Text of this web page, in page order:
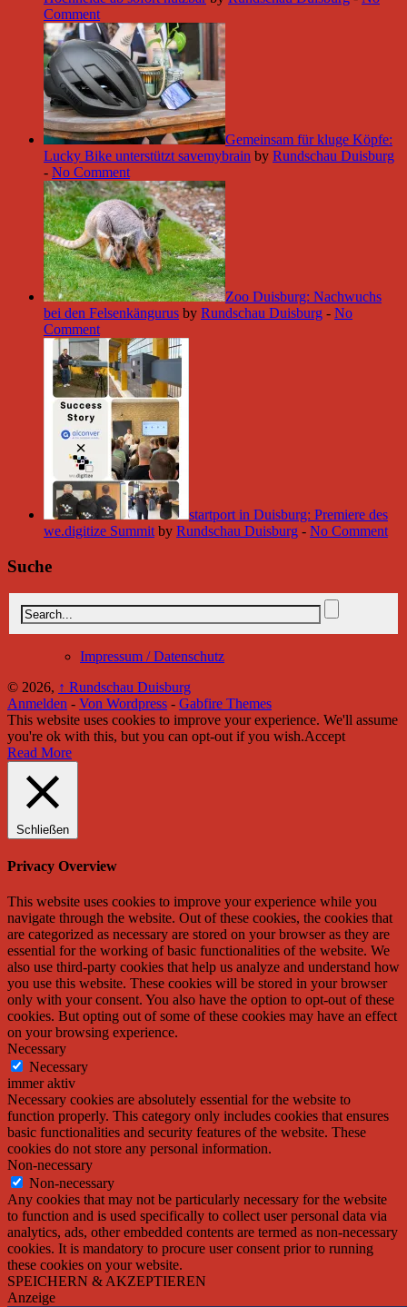
Comment
Gemeinsam für kluge Köpfe:
Lucky Bike unterstützt savemybrain by Rundschau Duisburg
- No Comment
Zoo Duisburg: Nachwuchs
bei den Felsenkängurus by Rundschau Duisburg - No
Comment
startport in Duisburg: Premiere des
we.digitize Summit by Rundschau Duisburg - No Comment
Suche
Impressum / Datenschutz
© 2026, ↑ Rundschau Duisburg
Anmelden - Von Wordpress - Gabfire Themes
This website uses cookies to improve your experience. We'll assume
you're ok with this, but you can opt-out if you wish.Accept
Read More
Schließen
Privacy Overview
This website uses cookies to improve your experience while you
navigate through the website. Out of these cookies, the cookies that
are categorized as necessary are stored on your browser as they are
essential for the working of basic functionalities of the website. We
also use third-party cookies that help us analyze and understand how
you use this website. These cookies will be stored in your browser
only with your consent. You also have the option to opt-out of these
cookies. But opting out of some of these cookies may have an effect
on your browsing experience.
Necessary
Necessary
immer aktiv
Necessary cookies are absolutely essential for the website to
function properly. This category only includes cookies that ensures
basic functionalities and security features of the website. These
cookies do not store any personal information.
Non-necessary
Non-necessary
Any cookies that may not be particularly necessary for the website
to function and is used specifically to collect user personal data via
analytics, ads, other embedded contents are termed as non-necessary
cookies. It is mandatory to procure user consent prior to running
these cookies on your website.
SPEICHERN & AKZEPTIEREN
Anzeige